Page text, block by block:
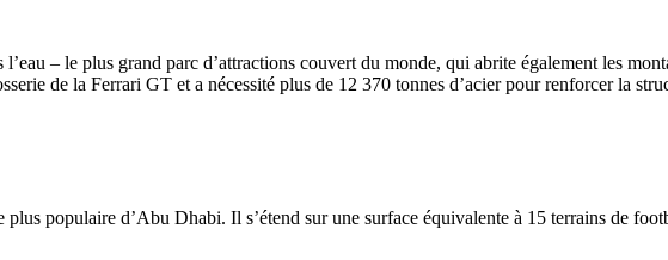
– le plus grand parc d’attractions couvert du monde, qui abrite également les
de la Ferrari GT et a nécessité plus de 12 370 tonnes d’acier pour renforcer la
populaire d’Abu Dhabi. Il s’étend sur une surface équivalente à 15 terrains de